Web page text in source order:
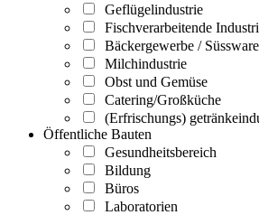
Geflügelindustrie
Fischverarbeitende
Bäckergewerbe /
Milchindustrie
Obst und Gemüse
Catering/Großküche
(Erfrischungs)
Öffentliche Bauten
Gesundheitsbereich
Bildung
Büros
Laboratorien